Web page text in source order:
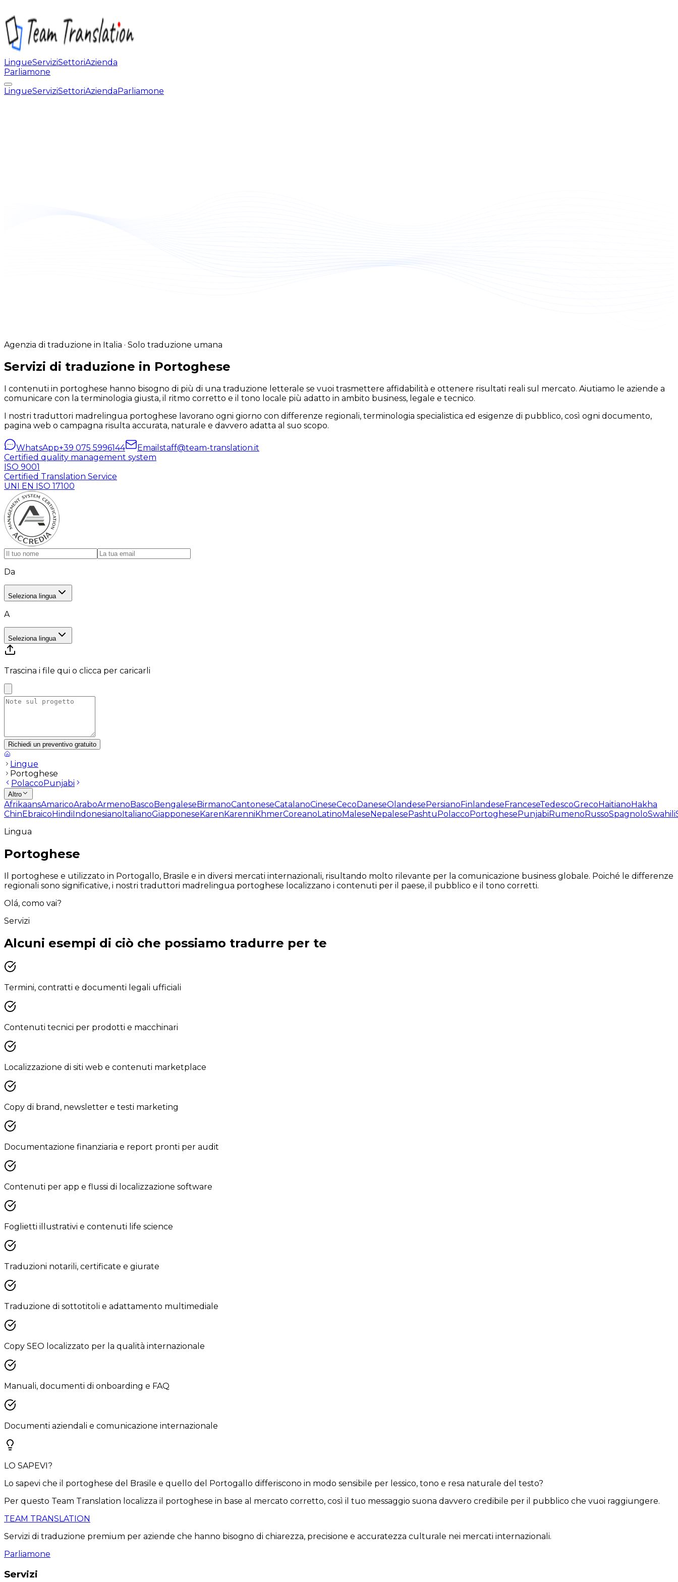
LingueServiziSettoriAzienda
Parliamone
LingueServiziSettoriAziendaParliamone
Agenzia di traduzione in Italia · Solo traduzione umana
Servizi di traduzione in Portoghese
I contenuti in portoghese hanno bisogno di più di una traduzione letterale se vuoi trasmettere affidabilità e ottenere risultati reali sul mercato. Aiutiamo le aziende a
comunicare con la terminologia giusta, il ritmo corretto e il tono locale più adatto in ambito business, legale e tecnico.
I nostri traduttori madrelingua portoghese lavorano ogni giorno con differenze regionali, terminologia specialistica ed esigenze di pubblico, così ogni documento,
pagina web o campagna risulta accurata, naturale e davvero adatta al suo scopo.
WhatsApp+39 075 5996144 Email staff@team-translation.it
Certified quality management system
ISO 9001
Certified Translation Service
UNI EN ISO 17100
Da
Seleziona lingua
A
Seleziona lingua
Trascina i file qui o clicca per caricarli
Richiedi un preventivo gratuito
Lingue
Portoghese
Polacco Punjabi
Altro
AfrikaansAmaricoAraboArmeno Basco Bengalese BirmanoCantoneseCatalanoCineseCeco DaneseOlandese Persiano Finlandese FranceseTedescoGreco Haitiano Hakha
Chin Ebraico Hindi Indonesiano ItalianoGiapponese Karen Karenni KhmerCoreano Latino Malese Nepalese Pashtu Polacco Portoghese Punjabi Rumeno RussoSpagnoloSwahili
Lingua
Portoghese
Il portoghese e utilizzato in Portogallo, Brasile e in diversi mercati internazionali, risultando molto rilevante per la comunicazione business globale. Poiché le differenze
regionali sono significative, i nostri traduttori madrelingua portoghese localizzano i contenuti per il paese, il pubblico e il tono corretti.
Olá, como vai?
Servizi
Alcuni esempi di ciò che possiamo tradurre per te
Termini, contratti e documenti legali ufficiali
Contenuti tecnici per prodotti e macchinari
Localizzazione di siti web e contenuti marketplace
Copy di brand, newsletter e testi marketing
Documentazione finanziaria e report pronti per audit
Contenuti per app e flussi di localizzazione software
Foglietti illustrativi e contenuti life science
Traduzioni notarili, certificate e giurate
Traduzione di sottotitoli e adattamento multimediale
Copy SEO localizzato per la qualità internazionale
Manuali, documenti di onboarding e FAQ
Documenti aziendali e comunicazione internazionale
LO SAPEVI?
Lo sapevi che il portoghese del Brasile e quello del Portogallo differiscono in modo sensibile per lessico, tono e resa naturale del testo?
Per questo Team Translation localizza il portoghese in base al mercato corretto, così il tuo messaggio suona davvero credibile per il pubblico che vuoi raggiungere.
TEAM TRANSLATION
Servizi di traduzione premium per aziende che hanno bisogno di chiarezza, precisione e accuratezza culturale nei mercati internazionali.
Parliamone
Servizi